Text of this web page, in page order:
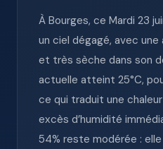
À Bourges, ce Mardi 23
un ciel dégagé, avec
et très sèche dans son
actuelle atteint 25°C,
ce qui traduit une
excès d’humidité
54% reste modérée :